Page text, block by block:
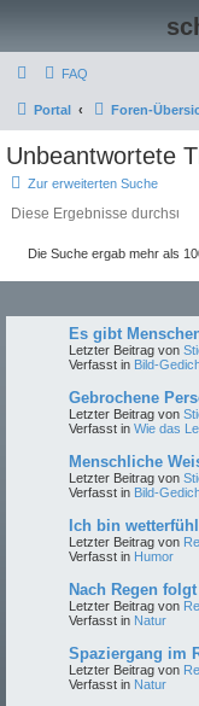
FAQ
Portal Foren-
Unbeantwortete
Zur erweiterten Suche
Die Suche ergab mehr als
Es gibt
Letzter Beitrag von
Verfasst in Bild-
Gebrochene
Letzter Beitrag von
Verfasst in Wie das
Menschliche
Letzter Beitrag von
Verfasst in Bild-
Ich bin
Letzter Beitrag von
Verfasst in Humor
Nach Regen
Letzter Beitrag von
Verfasst in Natur
Spaziergang im
Letzter Beitrag von
Verfasst in Natur